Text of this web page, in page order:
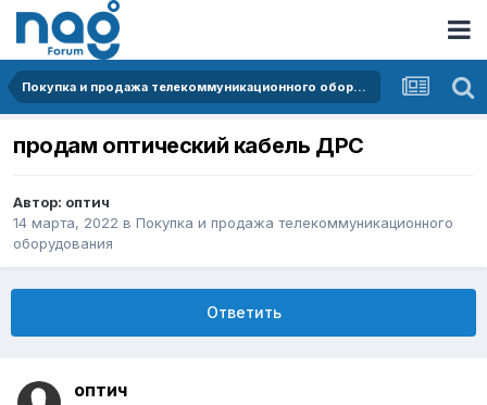
Покупка и продажа телекоммуникационного оборудования
продам оптический кабель ДРС
Автор: оптич
14 марта, 2022 в Покупка и продажа телекоммуникационного
оборудования
Ответить
оптич